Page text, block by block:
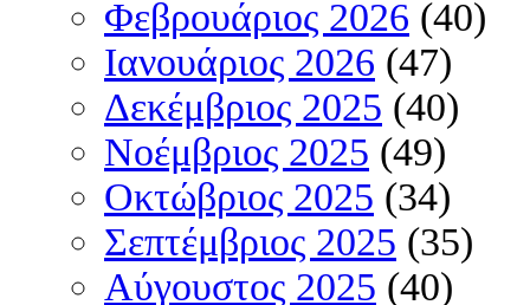
Φεβρουάριος 2026 (40)
Ιανουάριος 2026 (47)
Δεκέμβριος 2025 (40)
Νοέμβριος 2025 (49)
Οκτώβριος 2025 (34)
Σεπτέμβριος 2025 (35)
Αύγουστος 2025 (40)